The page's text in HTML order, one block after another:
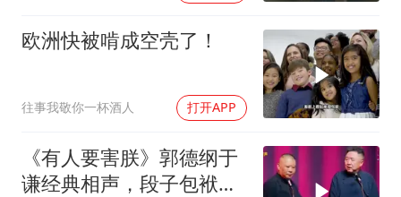
Kimi K3也失控了
习近平心系体育强国建设
欧洲快被啃成空壳了！
往事我敬你一杯酒人 打开APP
《有人要害朕》郭德纲于
谦经典相声，段子包袱满